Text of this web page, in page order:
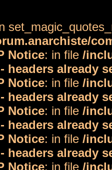
Notice: in file /
headers already
Notice: in file /
headers already
Notice: in file /
headers already
Notice: in file /
headers already
Notice: in file /